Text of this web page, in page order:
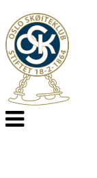
Veksle
navigasjon